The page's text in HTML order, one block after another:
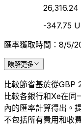
26,316.24
-347.75
匯率獲取時間：8/5/
瞭解更多
比較節省基於從GBP
比較各銀行和Xe在
內的匯率計算得出。
不包括所有費用和收